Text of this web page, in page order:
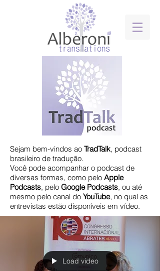
Sejam bem-vindos ao TradTalk, podcast
brasileiro de tradução.
​Você pode acompanhar o podcast de
diversas formas, como pelo Apple
Podcasts, pelo Google Podcasts, ou até
mesmo pelo canal do YouTube, no qual as
entrevistas estão disponíveis em vídeo.
Load video